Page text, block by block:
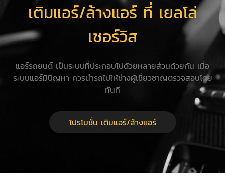
เติมแอร์/ล้างแอร์ ที่ เยลโล่
เซอร์วิส
แอร์รถยนต์ เป็นระบบที่ประกอบไปด้วยหลายส่วนด้วยกัน เมื่อ
ระบบแอร์มีปัญหา ควรนำรถไปให้ช่างผู้เชี่ยวชาญตรวจสอบโดย
ทันที
โปรโมชั่น เติมแอร์/ล้างแอร์